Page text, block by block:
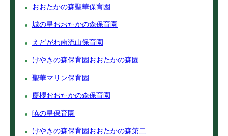
おおたかの森聖華保育園
城の星おおたかの森保育園
えどがわ南流山保育園
けやきの森保育園おおたかの森園
聖華マリン保育園
慶櫻おおたかの森保育園
暁の星保育園
けやきの森保育園おおたかの森第二